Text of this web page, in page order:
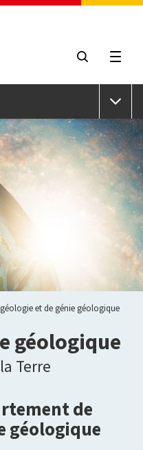
au contenu principal
et de génie géologique
géologique
Terre
de
géologique